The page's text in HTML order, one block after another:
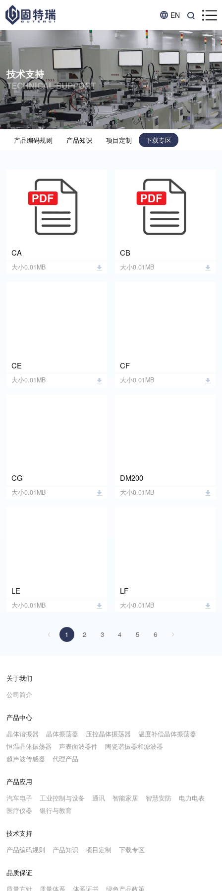
EN
技术支持
TECHNICAL SUPPORT
产品编码规则 产品知识 项目定制 下载专区
CA
大小0.01MB
CB
大小0.01MB
CE
大小0.01MB
CF
大小0.01MB
CG
大小0.01MB
DM200
大小0.01MB
LE
大小0.01MB
LF
大小0.01MB
1 2 3 4 5 6
关于我们
公司简介
产品中心
晶体谐振器 晶体振荡器 压控晶体振荡器
温度补偿晶体振荡器
恒温晶体振荡器
声表面波器件
陶瓷谐振器和滤波器
超声波传感器
代理产品
产品应用
汽车电子 工业控制与设备 通讯 智能家居 智慧安防
电力电表
医疗仪器
银行与教育
技术支持
产品编码规则 产品知识 项目定制 下载专区
品质保证
质量方针 质量体系 体系证书 绿色产品政策